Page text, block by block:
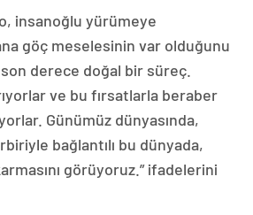
insanoğlu yürümeye
göç meselesinin var olduğunu
derece doğal bir süreç.
ve bu fırsatlarla beraber
Günümüz dünyasında,
bağlantılı bu dünyada,
görüyoruz.” ifadelerini